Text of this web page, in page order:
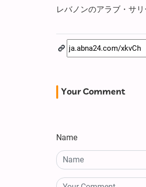
レバノンのアラブ・サ
Your Comment
Name